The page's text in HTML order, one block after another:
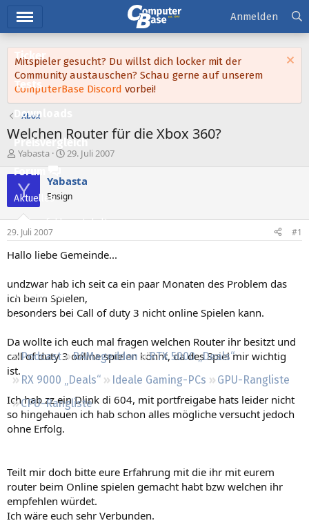
Ticker
Tests
Downloads
Preisvergleich
Forum
Aktuelles
Empfohlene Inhalte
Leserartikel
Regeln
Podcast RAMageddon
RTX 5000 „Deals“
RX 9000 „Deals“
Ideale Gaming-PCs
GPU-Rangliste
CPU-Rangliste
Anmelden
Mitspieler gesucht? Du willst dich locker mit der
Community austauschen? Schau gerne auf unserem
ComputerBase Discord vorbei!
Xbox
Welchen Router für die Xbox 360?
E
r
s
t
e
e
r
Yabasta
E
s
e
t
a
29. Juli 2007
Y Yabasta
Ensign
29. Juli 2007 #1
Hallo liebe Gemeinde...
undzwar hab ich seit ca ein paar Monaten des Problem das
ich beim Spielen,
besonders bei Call of duty 3 nicht online Spielen kann.
Da wollte ich euch mal fragen welchen Router ihr besitzt und
call of duty 3 online spielen könnt, da des Spiel mir wichtig
ist.
Ich hab zz ein Dlink di 604, mit portfreigabe hats leider nicht
so hingehauen ich hab schon alles mögliche versucht jedoch
ohne Erfolg.
Teilt mir doch bitte eure Erfahrung mit die ihr mit eurem
router beim Online spielen gemacht habt bzw welchen ihr
empfehlen würdet.
Ich wäre euch sehr Verbunden.